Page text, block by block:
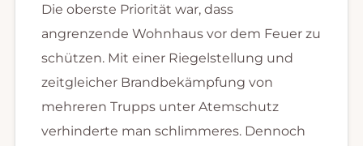
Die oberste Priorität war, dass
angrenzende Wohnhaus vor dem Feuer zu
schützen. Mit einer Riegelstellung und
zeitgleicher Brandbekämpfung von
mehreren Trupps unter Atemschutz
verhinderte man schlimmeres. Dennoch